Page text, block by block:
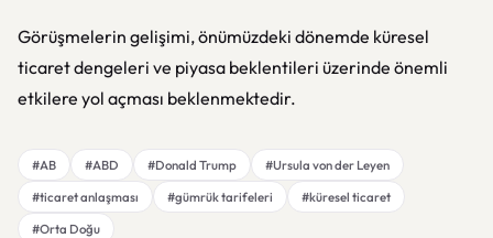
Görüşmelerin gelişimi, önümüzdeki dönemde küresel
ticaret dengeleri ve piyasa beklentileri üzerinde önemli
etkilere yol açması beklenmektedir.
#AB #ABD #Donald Trump
#Ursula von der Leyen
#ticaret anlaşması
#gümrük tarifeleri
#küresel ticaret
#Orta Doğu